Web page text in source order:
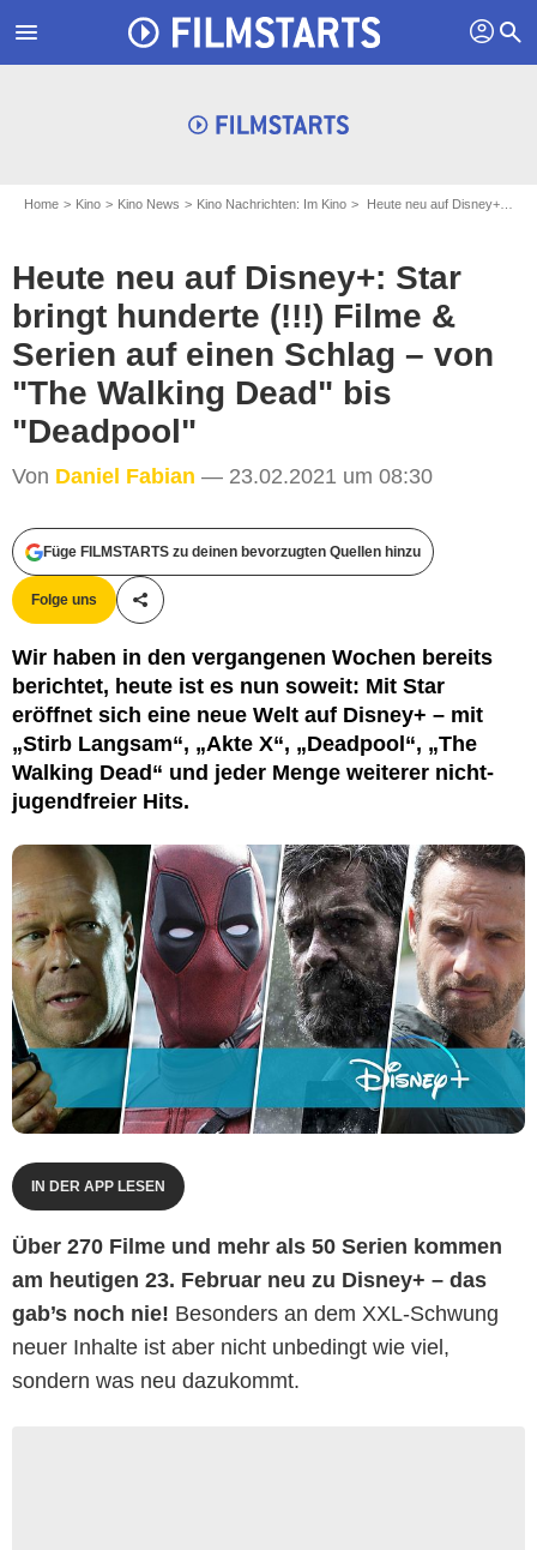
menu profil search
Home Kino Kino News Kino Nachrichten: Im Kino Heute neu auf Disney+: Star bringt hunderte (!!!) Filme & Serien auf einen Schlag – von "The Walking Dead" bis "Deadpool"
Heute neu auf Disney+: Star
bringt hunderte (!!!) Filme &
Serien auf einen Schlag – von
"The Walking Dead" bis
"Deadpool"
Von Daniel Fabian — 23.02.2021 um 08:30
Füge FILMSTARTS zu deinen bevorzugten Quellen hinzu
Folge uns
Teile diesen Artikel
Wir haben in den vergangenen Wochen bereits
berichtet, heute ist es nun soweit: Mit Star
eröffnet sich eine neue Welt auf Disney+ – mit
„Stirb Langsam“, „Akte X“, „Deadpool“, „The
Walking Dead“ und jeder Menge weiterer nicht-
jugendfreier Hits.
2021 Disney und seine verbundenen Unternehmen. // 2010-2020 AMC Film
IN DER APP LESEN
Über 270 Filme und mehr als 50 Serien kommen
am heutigen 23. Februar neu zu Disney+ – das
gab’s noch nie! Besonders an dem XXL-Schwung
neuer Inhalte ist aber nicht unbedingt wie viel,
sondern was neu dazukommt.